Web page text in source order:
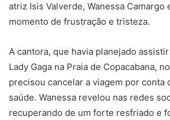
atriz Isis Valverde, Wanessa Camargo
momento de frustração e tristeza.
A cantora, que havia planejado
Lady Gaga na Praia de Copacabana,
precisou cancelar a viagem por conta
saúde. Wanessa revelou nas redes
recuperando de um forte resfriado e